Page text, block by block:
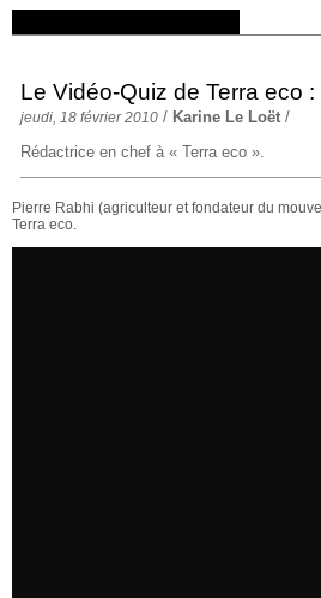
Le Vidéo-Quiz de Terra eco
jeudi, 18 février 2010 / Karine Le Loët /
Rédactrice en chef à « Terra eco ».
Pierre Rabhi (agriculteur et fondateur du
Terra eco.